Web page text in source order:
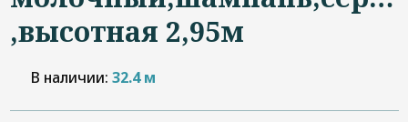
,высотная 2,95м
В наличии: 32.4 м